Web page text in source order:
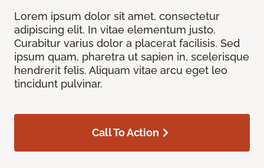
Lorem ipsum dolor sit amet, consectetur
adipiscing elit. In vitae elementum justo.
Curabitur varius dolor a placerat facilisis. Sed
ipsum quam, pharetra ut sapien in, scelerisque
hendrerit felis. Aliquam vitae arcu eget leo
tincidunt pulvinar.
Call To Action